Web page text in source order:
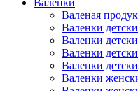
Валеная
Валенки
Валенки
Валенки
Валенки
Валенки